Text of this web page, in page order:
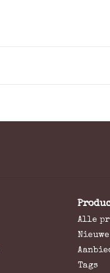
Alle
Tags